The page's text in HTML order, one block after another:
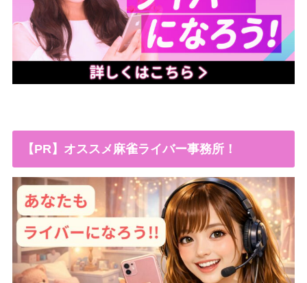
【PR】オススメ麻雀ライバー事務所！